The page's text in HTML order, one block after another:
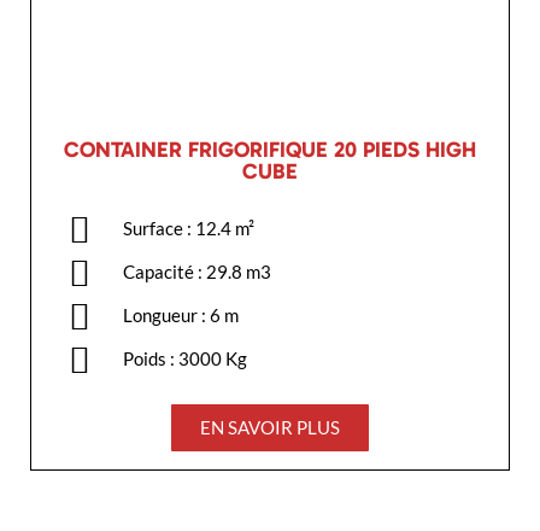
CONTAINER FRIGORIFIQUE 20 PIEDS HIGH
CUBE
Surface : 12.4 m²
Capacité : 29.8 m3
Longueur : 6 m
Poids : 3000 Kg
EN SAVOIR PLUS